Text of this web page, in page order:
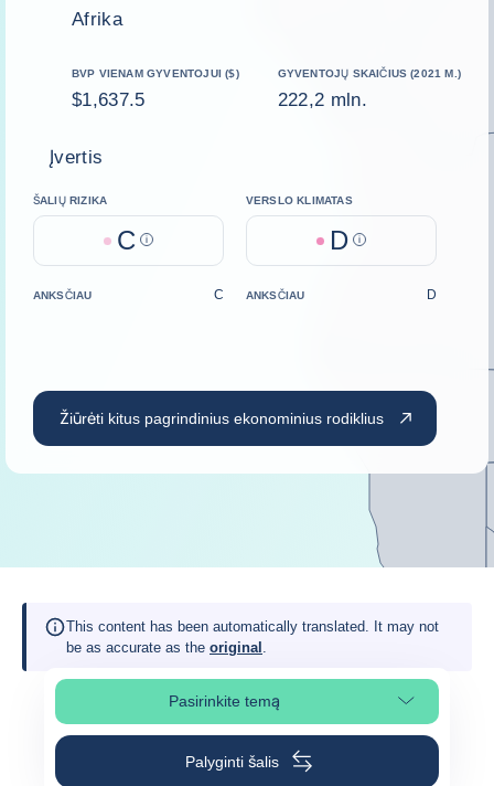
Afrika
BVP VIENAM GYVENTOJUI ($)
$1,637.5
GYVENTOJŲ SKAIČIUS (2021 M.)
222,2 mln.
Įvertis
ŠALIŲ RIZIKA
C Help
VERSLO KLIMATAS
D Help
ANKSČIAU C ANKSČIAU D
Žiūrėti kitus pagrindinius ekonominius rodiklius
This content has been automatically translated. It may not
be as accurate as the original .
Pasirinkite temąPasirinkite puslapio skiltį
Palyginti šalis